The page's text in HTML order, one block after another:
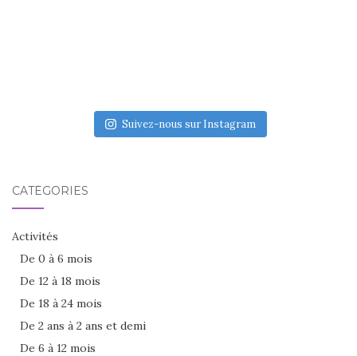
Suivez-nous sur Instagram
CATÉGORIES
Activités
De 0 à 6 mois
De 12 à 18 mois
De 18 à 24 mois
De 2 ans à 2 ans et demi
De 6 à 12 mois